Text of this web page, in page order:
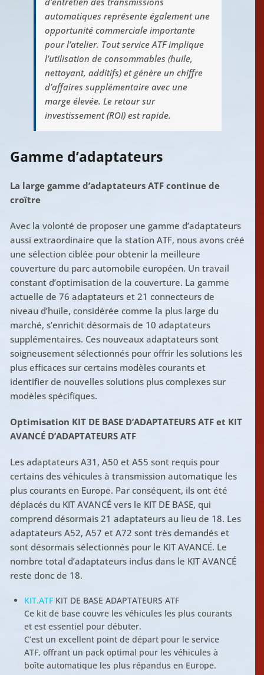
automatiques représente également une
opportunité commerciale importante
pour l’atelier. Tout service ATF implique
l’utilisation de consommables (huile,
nettoyant, additifs) et génère un chiffre
d’affaires supplémentaire avec une
marge élevée. Le retour sur
investissement (ROI) est rapide.
Gamme d’adaptateurs
La large gamme d’adaptateurs ATF continue de
croître
Avec la volonté de proposer une gamme d’adaptateurs
aussi extraordinaire que la station ATF, nous avons créé
une sélection ciblée pour obtenir la meilleure
couverture du parc automobile européen. Un travail
constant d’optimisation de la couverture. La gamme
actuelle de 76 adaptateurs et 21 connecteurs de
niveau d’huile, considérée comme la plus large du
marché, s’enrichit désormais de 10 adaptateurs
supplémentaires. Ces nouveaux adaptateurs sont
soigneusement sélectionnés pour offrir les solutions les
plus efficaces sur certains modèles courants et
identifier de nouvelles solutions plus complexes sur
modèles spécifiques.
Optimisation KIT DE BASE D’ADAPTATEURS ATF et KIT
AVANCÉ D’ADAPTATEURS ATF
Les adaptateurs A31, A50 et A55 sont requis pour
certains des véhicules à transmission automatique les
plus courants en Europe. Par conséquent, ils ont été
déplacés du KIT AVANCÉ vers le KIT DE BASE, qui
comprend désormais 21 adaptateurs au lieu de 18. Les
adaptateurs A52, A57 et A72 sont très demandés et
sont désormais sélectionnés pour le KIT AVANCÉ. Le
nombre total d’adaptateurs inclus dans le KIT AVANCÉ
reste donc de 18.
KIT.ATF KIT DE BASE ADAPTATEURS ATF
Ce kit de base couvre les véhicules les plus courants
et est essentiel pour débuter.
C’est un excellent point de départ pour le service
ATF, offrant un pack optimal pour les véhicules à
boîte automatique les plus répandus en Europe.